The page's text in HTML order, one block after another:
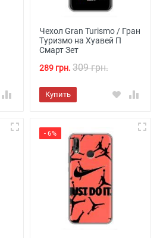
Чехол Gran Turismo / Гран
Туризмо на Хуавей П
Смарт Зет
289 грн. 309 грн.
Купить
- 6%